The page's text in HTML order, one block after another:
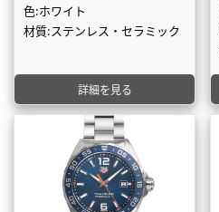
色:ホワイト
材質:ステンレス・セラミック
詳細を見る